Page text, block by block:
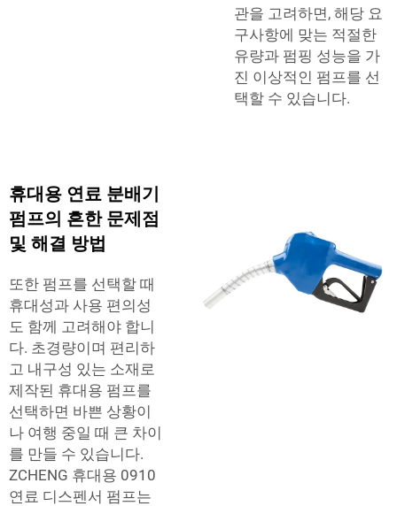
관을 고려하면, 해당 요
구사항에 맞는 적절한
유량과 펌핑 성능을 가
진 이상적인 펌프를 선
택할 수 있습니다.
휴대용 연료 분배기
펌프의 흔한 문제점
및 해결 방법
또한 펌프를 선택할 때
휴대성과 사용 편의성
도 함께 고려해야 합니
다. 초경량이며 편리하
고 내구성 있는 소재로
제작된 휴대용 펌프를
선택하면 바쁜 상황이
나 여행 중일 때 큰 차이
를 만들 수 있습니다.
ZCHENG 휴대용 0910
연료 디스펜서 펌프는